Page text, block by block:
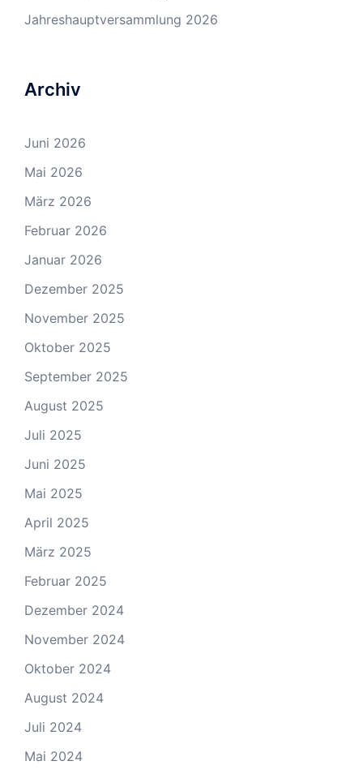
Jahreshauptversammlung 2026
Archiv
Juni 2026
Mai 2026
März 2026
Februar 2026
Januar 2026
Dezember 2025
November 2025
Oktober 2025
September 2025
August 2025
Juli 2025
Juni 2025
Mai 2025
April 2025
März 2025
Februar 2025
Dezember 2024
November 2024
Oktober 2024
August 2024
Juli 2024
Mai 2024